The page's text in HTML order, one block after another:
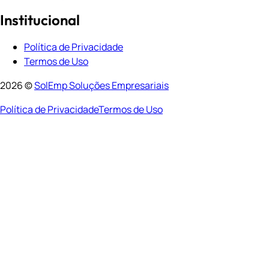
Institucional
Política de Privacidade
Termos de Uso
2026 ©SolEmp Soluções Empresariais
Política de PrivacidadeTermos de Uso